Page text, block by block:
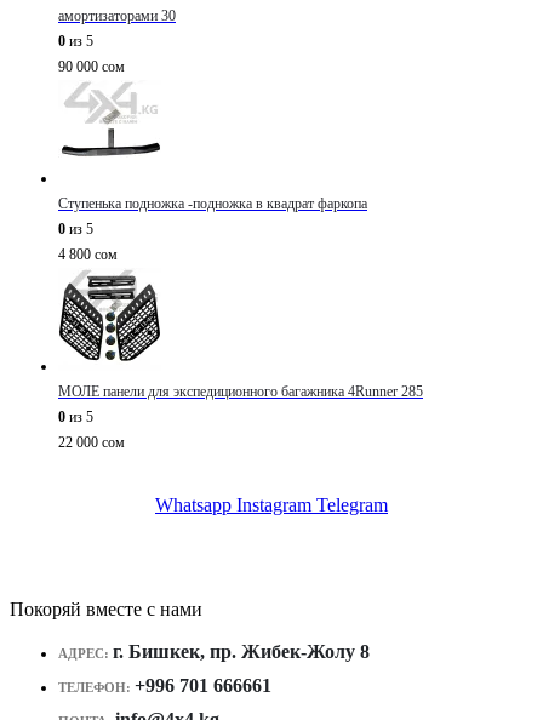
амортизаторами 30
0 из 5
90 000 сом
Ступенька подножка -подножка в квадрат фаркопа
0 из 5
4 800 сом
МОЛЕ панели для экспедиционного багажника 4Runner 285
0 из 5
22 000 сом
Whatsapp Instagram Telegram
Покоряй вместе с нами
АДРЕС: г. Бишкек, пр. Жибек-Жолу 8
ТЕЛЕФОН: +996 701 666661